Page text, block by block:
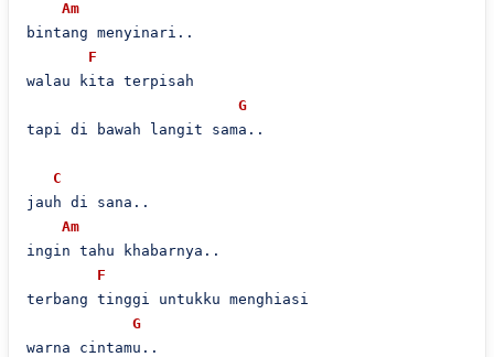
Am
bintang menyinari..
F
walau kita terpisah
G
tapi di bawah langit sama..
C
jauh di sana..
Am
ingin tahu khabarnya..
F
terbang tinggi untukku menghiasi
G
warna cintamu..